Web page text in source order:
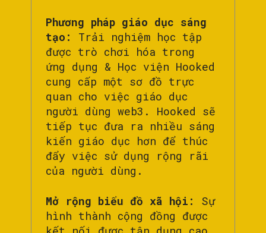
Phương pháp giáo dục sáng
tạo:
Trải nghiệm học tập
được trò chơi hóa trong
ứng dụng & Học viện Hooked
cung cấp một sơ đồ trực
quan cho việc giáo dục
người dùng web3. Hooked sẽ
tiếp tục đưa ra nhiều sáng
kiến giáo dục hơn để thúc
đẩy việc sử dụng rộng rãi
của người dùng.
Mở rộng biểu đồ xã hội:
Sự
hình thành cộng đồng được